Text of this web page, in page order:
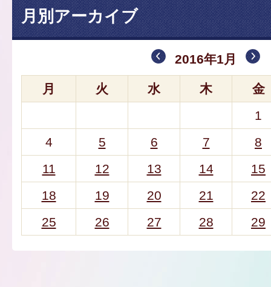
月別アーカイブ
2016年1月
月 火 水 木
金
1
4
5 6 7
8
11
12 13 14
15
18
19 20 21
22
25
26 27 28 29